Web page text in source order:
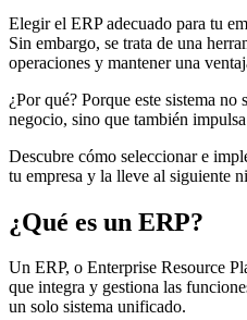
Elegir el ERP adecuado para tu
Sin embargo, se trata de una
operaciones y mantener una
¿Por qué? Porque este sistema
negocio, sino que también
Descubre cómo seleccionar e
tu empresa y la lleve al siguiente
¿Qué es un ERP?
Un ERP, o Enterprise Resource
que integra y gestiona las
un solo sistema unificado.